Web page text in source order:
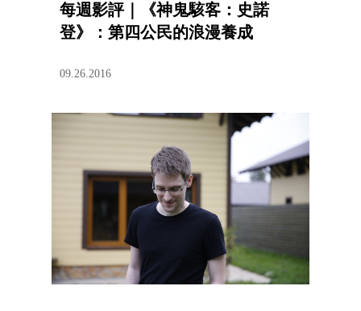
每週影評｜《神鬼駭客：史諾
登》：第四公民的浪漫養成
09.26.2016